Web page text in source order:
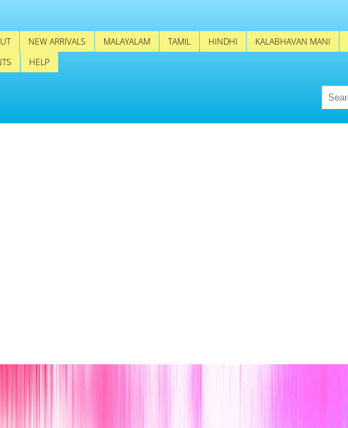
NEW ARRIVALS MALAYALAM TAMIL HINDHI KALABHAVAN MANI
HELP